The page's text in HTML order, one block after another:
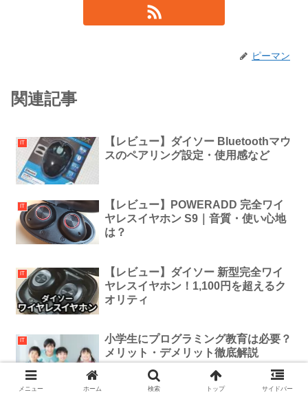
ピーマン
関連記事
IT
【レビュー】ダイソー Bluetoothマウ
スのペアリング設定・使用感など
IT
【レビュー】POWERADD 完全ワイ
ヤレスイヤホン S9｜音質・使い心地
は？
IT
【レビュー】ダイソー 新型完全ワイ
ヤレスイヤホン！1,100円を超えるク
オリティ
IT
小学生にプログラミング教育は必要？
メリット・デメリット徹底解説
メニュー ホーム 検索 トップ サイドバー